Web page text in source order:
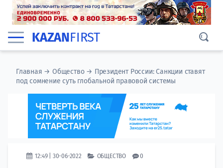
KAZANFIRST
Главная →Общество→ Президент России: Санкции ставят
под сомнение суть глобальной правовой системы
12:49 | 30-06-2022 ОБЩЕСТВО 0